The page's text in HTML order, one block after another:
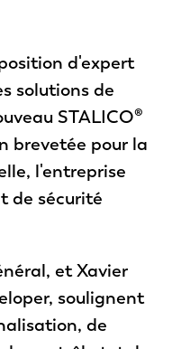
d'expert
solutions de
STALICO®
brevetée pour la
l'entreprise
de sécurité
et Xavier
soulignent
de